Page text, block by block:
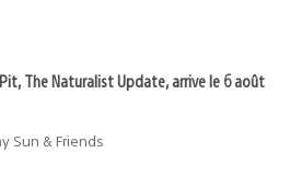
The Naturalist Update, arrive le 6 août
Sun & Friends